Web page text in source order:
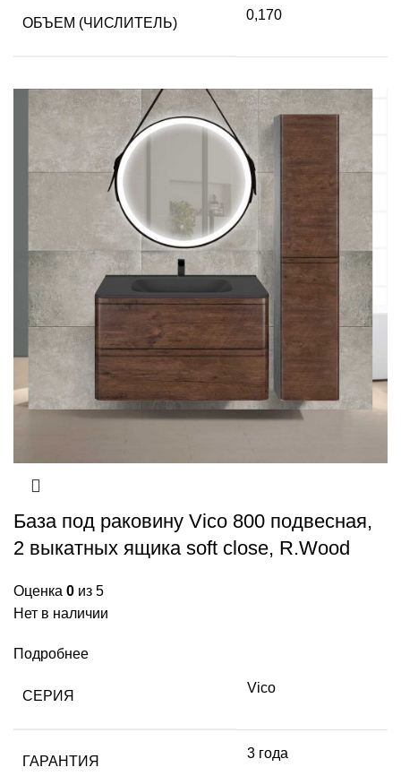
ОБЪЕМ (ЧИСЛИТЕЛЬ)
0,170
База под раковину Vico 800 подвесная,
2 выкатных ящика soft close, R.Wood
Оценка 0 из 5
Нет в наличии
Подробнее
СЕРИЯ
Vico
ГАРАНТИЯ
3 года